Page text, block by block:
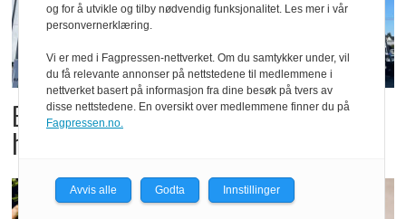
Butikktesten: Slitent, men
hyggelig
og for å utvikle og tilby nødvendig funksjonalitet. Les mer i vår
personvernerklæring.
Vi er med i Fagpressen-nettverket. Om du samtykker under, vil
du få relevante annonser på nettstedene til medlemmene i
nettverket basert på informasjon fra dine besøk på tvers av
disse nettstedene. En oversikt over medlemmene finner du på
Fagpressen.no.
Avvis alle Godta Innstillinger